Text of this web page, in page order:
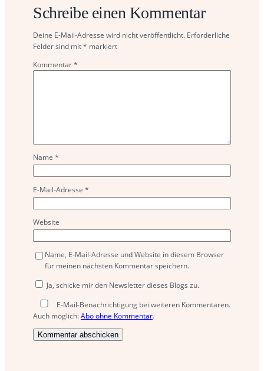
Schreibe einen Kommentar
Deine E-Mail-Adresse wird nicht veröffentlicht. Erforderliche
Felder sind mit* markiert
Kommentar*
Name *
E-Mail-Adresse *
Website
Name, E-Mail-Adresse und Website in diesem Browser
für meinen nächsten Kommentar speichern.
Ja, schicke mir den Newsletter dieses Blogs zu.
E-Mail-Benachrichtigung bei weiteren Kommentaren.
Auch möglich:Abo ohne Kommentar.